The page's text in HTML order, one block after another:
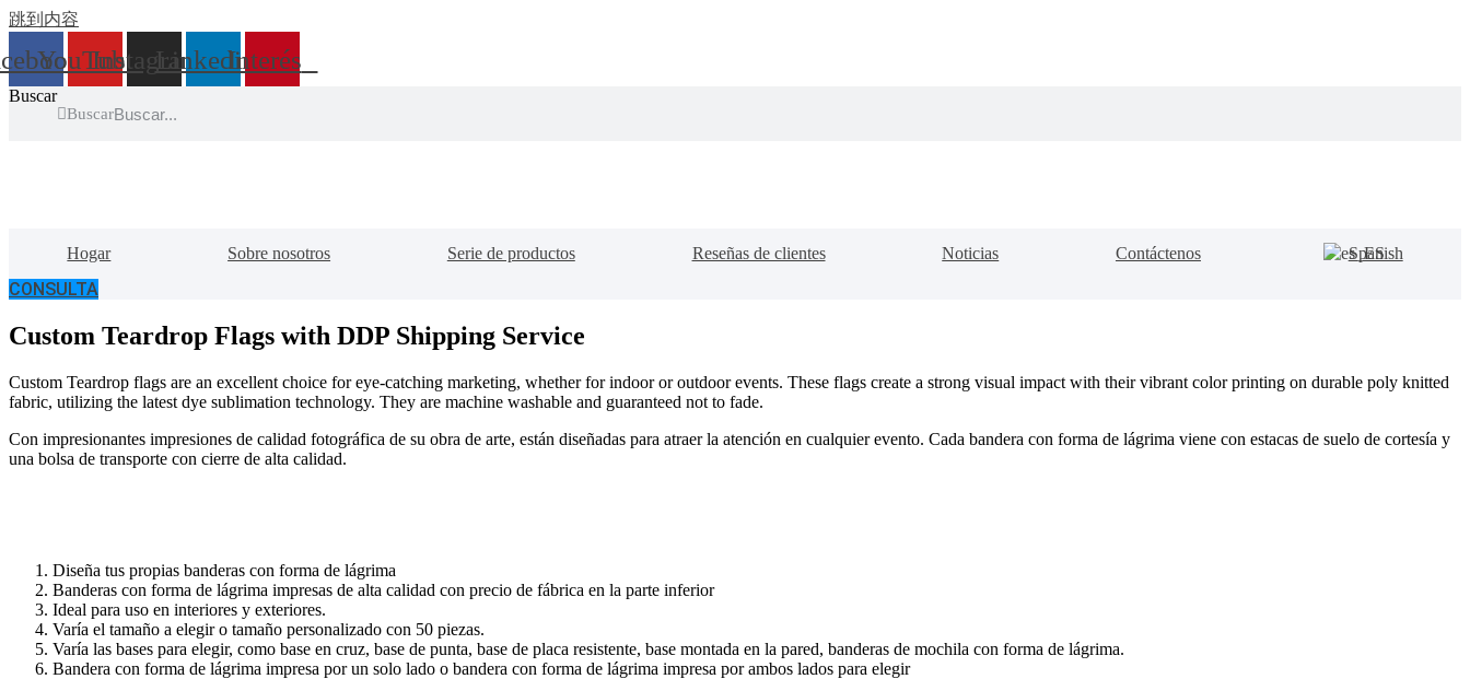
跳到内容
YouTubeInstagramLinkedinInterés
Buscar
Buscar
Hogar Sobre nosotros Serie de productos Reseñas de clientes Noticias Contáctenos Spanish
CONSULTA
Custom Teardrop Flags with DDP Shipping Service
Custom Teardrop flags are an excellent choice for eye-catching marketing, whether for indoor or outdoor events. These flags create a strong visual impact with their vibrant color printing on durable poly knitted
fabric, utilizing the latest dye sublimation technology. They are machine washable and guaranteed not to fade.
Con impresionantes impresiones de calidad fotográfica de su obra de arte, están diseñadas para atraer la atención en cualquier evento. Cada bandera con forma de lágrima viene con estacas de suelo de cortesía y
una bolsa de transporte con cierre de alta calidad.
Diseña tus propias banderas con forma de lágrima
Banderas con forma de lágrima impresas de alta calidad con precio de fábrica en la parte inferior
Ideal para uso en interiores y exteriores.
Varía el tamaño a elegir o tamaño personalizado con 50 piezas.
Varía las bases para elegir, como base en cruz, base de punta, base de placa resistente, base montada en la pared, banderas de mochila con forma de lágrima.
Bandera con forma de lágrima impresa por un solo lado o bandera con forma de lágrima impresa por ambos lados para elegir